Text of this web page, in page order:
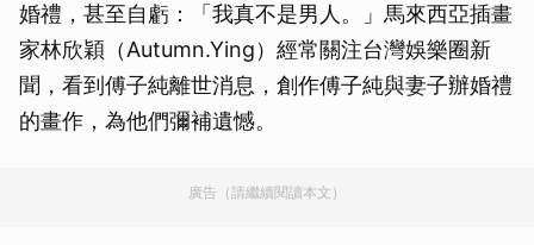
婚禮，甚至自虧：「我真不是男人。」馬來西亞插畫
家林欣穎（Autumn.Ying）經常關注台灣娛樂圈新
聞，看到傅子純離世消息，創作傅子純與妻子辦婚禮
的畫作，為他們彌補遺憾。
廣告（請繼續閱讀本文）